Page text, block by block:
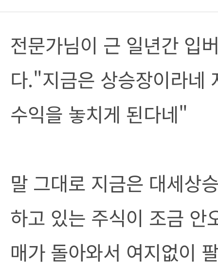
전문가님이 근 일년간 입
다."지금은 상승장이라네
수익을 놓치게 된다네"
말 그대로 지금은 대세상
하고 있는 주식이 조금 안
매가 돌아와서 여지없이